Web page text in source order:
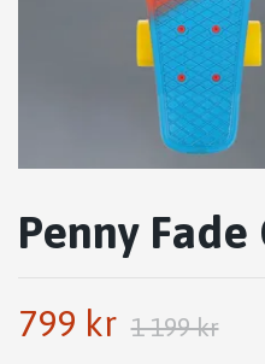
Penny
799 kr 1 199 kr